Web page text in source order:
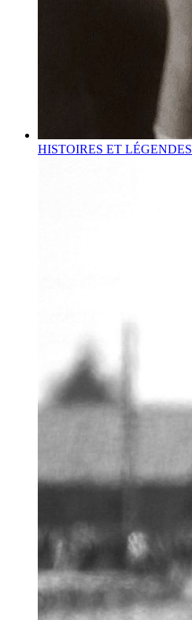
HISTOIRES ET LÉGENDES